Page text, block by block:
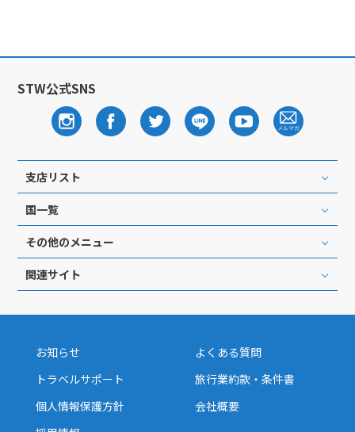
STW公式SNS
支店リスト
国一覧
その他のメニュー
関連サイト
お知らせ
よくある質問
トラベルサポート
旅行業約款・条件書
個人情報保護方針
会社概要